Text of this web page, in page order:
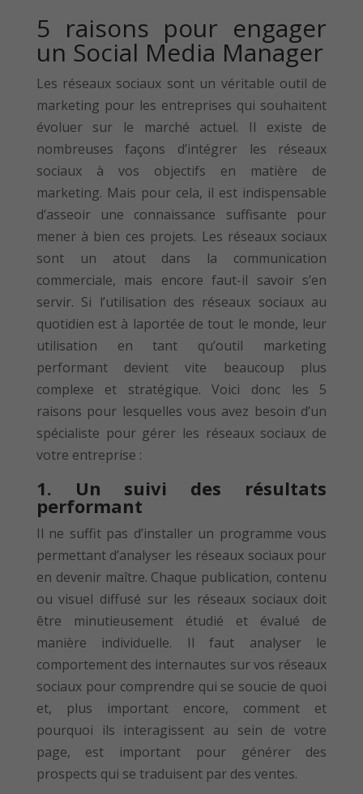
5 raisons pour engager
un Social Media Manager
Les réseaux sociaux sont un véritable outil de
marketing pour les entreprises qui souhaitent
évoluer sur le marché actuel. Il existe de
nombreuses façons d’intégrer les réseaux
sociaux à vos objectifs en matière de
marketing. Mais pour cela, il est indispensable
d’asseoir une connaissance suffisante pour
mener à bien ces projets. Les réseaux sociaux
sont un atout dans la communication
commerciale, mais encore faut-il savoir s’en
servir. Si l’utilisation des réseaux sociaux au
quotidien est à laportée de tout le monde, leur
utilisation en tant qu’outil marketing
performant devient vite beaucoup plus
complexe et stratégique. Voici donc les 5
raisons pour lesquelles vous avez besoin d’un
spécialiste pour gérer les réseaux sociaux de
votre entreprise :
1. Un suivi des résultats
performant
Il ne suffit pas d’installer un programme vous
permettant d’analyser les réseaux sociaux pour
en devenir maître. Chaque publication, contenu
ou visuel diffusé sur les réseaux sociaux doit
être minutieusement étudié et évalué de
manière individuelle. Il faut analyser le
comportement des internautes sur vos réseaux
sociaux pour comprendre qui se soucie de quoi
et, plus important encore, comment et
pourquoi ils interagissent au sein de votre
page, est important pour générer des
prospects qui se traduisent par des ventes.